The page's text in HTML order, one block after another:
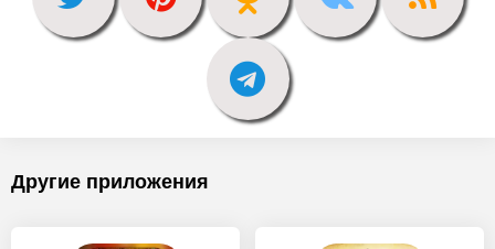
Другие приложения